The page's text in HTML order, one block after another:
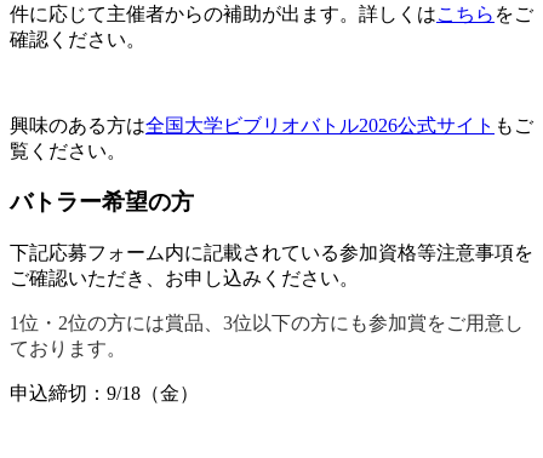
件に応じて主催者からの補助が出ます。詳しくはこちら をご
確認ください。
興味のある方は全国大学ビブリオバトル2026公式サイト もご
覧ください。
バトラー希望の方
下記応募フォーム内に記載されている参加資格等注意事項を
ご確認いただき、お申し込みください。
1位・2位の方には賞品、3位以下の方にも参加賞をご用意し
ております。
申込締切：9/18（金）